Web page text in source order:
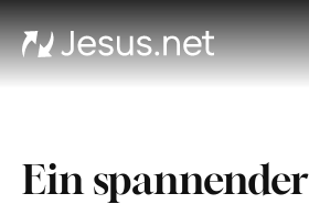
Ein spannender